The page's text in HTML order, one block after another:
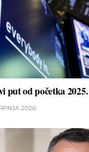
put od početka
2026.